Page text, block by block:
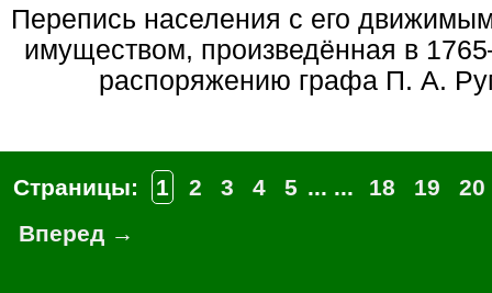
Перепись населения с его движимым и недвижимым
имуществом, произведённая в
распоряжению графа П. А.
Страницы: 1 2 3 4 5 ... ... 18 19
20
Вперед →